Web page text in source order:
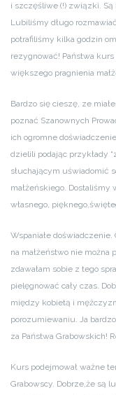
i szczęśliwe (!) związki. Są
Lubiliśmy długo
potrafiliśmy kilka godzin
rezygnować! Państwa
większego pragnienia
Bardzo się cieszę, ze
poznać Szanownych
ich ogromne
dzielili podając przykłady
słuchającym uświadomić
małżeńskiego.
własnego,
Wspaniałe
na małżeństwo nie można
zdawałam sobie z tego
pielęgnować cały czas.
między kobietą i
porozumiewaniu. Ja
za Państwa Grabowskich!
Kurs podejmował ważne
Grabowscy. Dobrze,że są